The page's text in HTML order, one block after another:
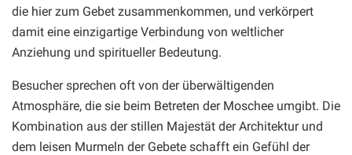
die hier zum Gebet zusammenkommen, und verkörpert
damit eine einzigartige Verbindung von weltlicher
Anziehung und spiritueller Bedeutung.
Besucher sprechen oft von der überwältigenden
Atmosphäre, die sie beim Betreten der Moschee umgibt. Die
Kombination aus der stillen Majestät der Architektur und
dem leisen Murmeln der Gebete schafft ein Gefühl der